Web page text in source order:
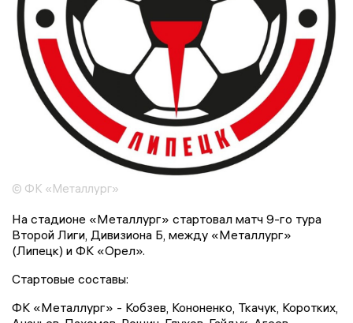
© ФК «Металлург»
На стадионе «Металлург» стартовал матч 9-го тура
Второй Лиги, Дивизиона Б, между «Металлург»
(Липецк) и ФК «Орел».
Стартовые составы:
ФК «Металлург» - Кобзев, Кононенко, Ткачук, Коротких,